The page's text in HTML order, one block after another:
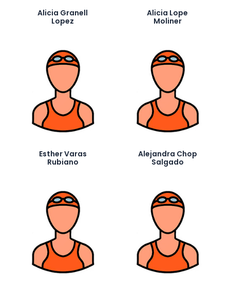
Alicia Granell
Lopez
Alicia Lope
Moliner
Esther Varas
Rubiano
Alejandra Chop
Salgado